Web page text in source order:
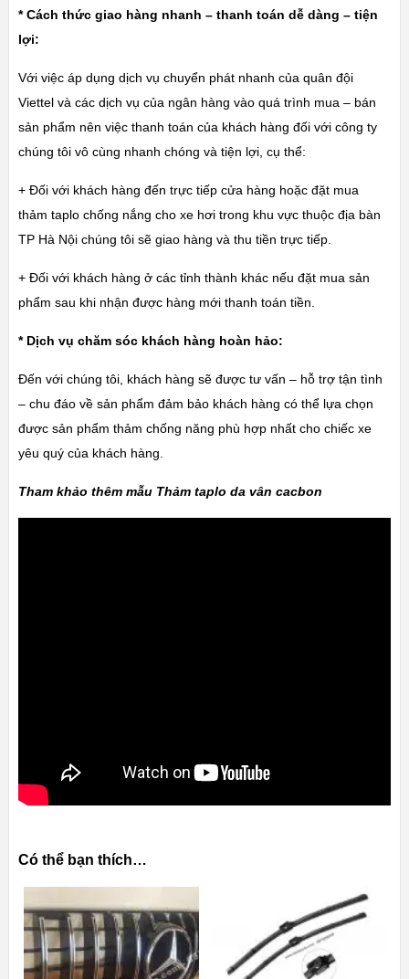
* Cách thức giao hàng nhanh – thanh toán dễ dàng – tiện
lợi:
Với việc áp dụng dịch vụ chuyển phát nhanh của quân đội
Viettel và các dịch vụ của ngân hàng vào quá trình mua – bán
sản phẩm nên việc thanh toán của khách hàng đối với công ty
chúng tôi vô cùng nhanh chóng và tiện lợi, cụ thể:
+ Đối với khách hàng đến trực tiếp cửa hàng hoặc đặt mua
thảm taplo chống nắng cho xe hơi trong khu vực thuộc địa bàn
TP Hà Nội chúng tôi sẽ giao hàng và thu tiền trực tiếp.
+ Đối với khách hàng ở các tỉnh thành khác nếu đặt mua sản
phẩm sau khi nhận được hàng mới thanh toán tiền.
* Dịch vụ chăm sóc khách hàng hoàn hảo:
Đến với chúng tôi, khách hàng sẽ được tư vấn – hỗ trợ tận tình
– chu đáo về sản phẩm đảm bảo khách hàng có thể lựa chọn
được sản phẩm thảm chống năng phù hợp nhất cho chiếc xe
yêu quý của khách hàng.
Tham khảo thêm mẫu Thảm taplo da vân cacbon
Có thể bạn thích…